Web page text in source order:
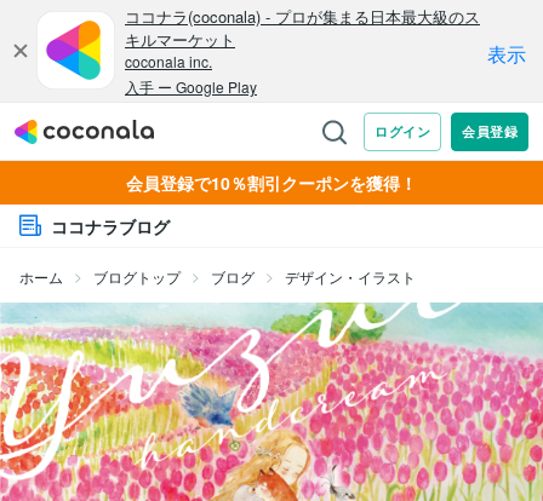
会員登録で10％割引クーポンを獲得！
ココナラブログ
ホーム ブログトップ ブログ デザイン・イラスト